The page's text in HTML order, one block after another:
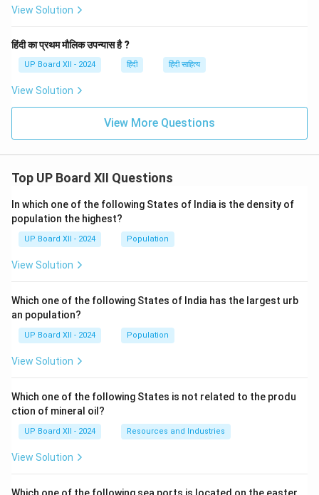
View Solution
हिंदी का प्रथम मौलिक उपन्यास है ?
UP Board XII - 2024 हिंदी हिंदी साहित्य
View Solution
View More Questions
Top UP Board XII Questions
In which one of the following States of India is the density of
population the highest?
UP Board XII - 2024 Population
View Solution
Which one of the following States of India has the largest urb
an population?
UP Board XII - 2024 Population
View Solution
Which one of the following States is not related to the produ
ction of mineral oil?
UP Board XII - 2024 Resources and Industries
View Solution